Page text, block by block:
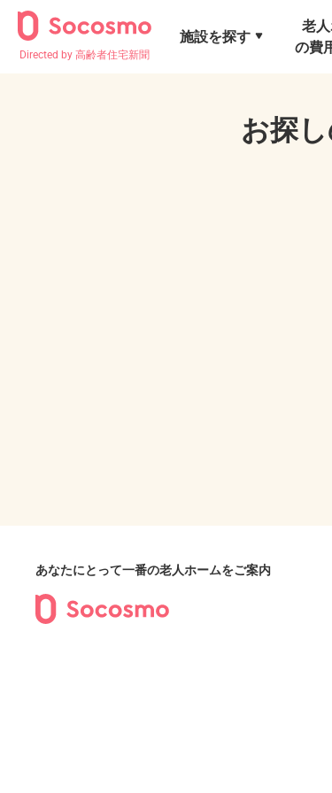
Directed by 高齢者住宅新聞
施設を探す
老
の費
お探
あなたにとって一番の老人ホームをご案内